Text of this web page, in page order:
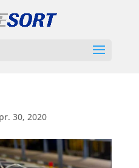
30, 2020